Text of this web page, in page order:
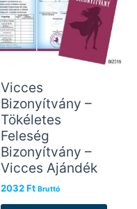
Vicces
Bizonyítvány –
Tökéletes
Feleség
Bizonyítvány –
Vicces Ajándék
2032Ft Bruttó